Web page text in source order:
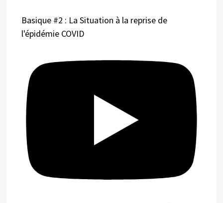
Basique #2 : La Situation à la reprise de
l'épidémie COVID